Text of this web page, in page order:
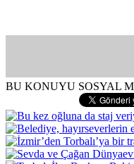
BU KONUYU SOSYAL